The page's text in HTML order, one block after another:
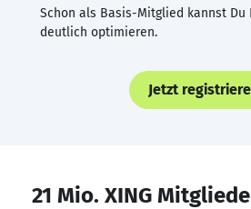
Schon als Basis-Mitglied kannst Du
deutlich optimieren.
Jetzt
21 Mio. XING